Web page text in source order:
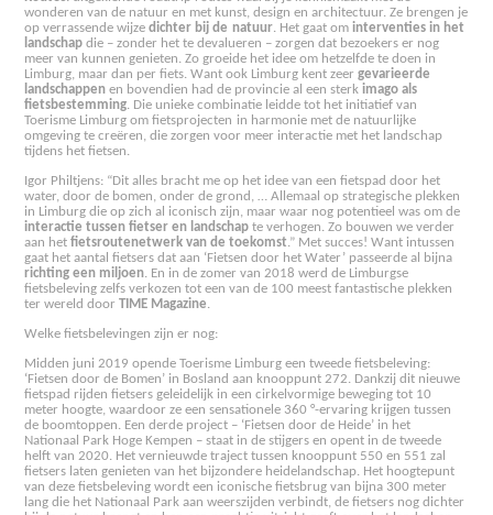
wonderen van de natuur en met kunst, design en architectuur. Ze brengen je
op verrassende wijzedichter bij de natuur. Het gaat om interventies in het
landschap die – zonder het te devalueren – zorgen dat bezoekers er nog
meer van kunnen genieten. Zo groeide het idee om hetzelfde te doen in
Limburg, maar dan per fiets. Want ook Limburg kent zeergevarieerde
landschappen en bovendien had de provincie al een sterk imago als
fietsbestemming. Die unieke combinatie leidde tot het initiatief van
Toerisme Limburg om fietsprojecten in harmonie met de natuurlijke
omgeving te creëren, die zorgen voor meer interactie met het landschap
tijdens het fietsen.
Igor Philtjens: “Dit alles bracht me op het idee van een fietspad door het
water, door de bomen, onder de grond, … Allemaal op strategische plekken
in Limburg die op zich al iconisch zijn, maar waar nog potentieel was om de
interactie tussen fietser en landschapte verhogen. Zo bouwen we verder
aan hetfietsroutenetwerk van de toekomst.” Met succes! Want intussen
gaat het aantal fietsers dat aan ‘Fietsen door het Water’ passeerde al bijna
richting een miljoen. En in de zomer van 2018 werd de Limburgse
fietsbeleving zelfs verkozen tot een van de 100 meest fantastische plekken
ter wereld doorTIME Magazine.
Welke fietsbelevingen zijn er nog:
Midden juni 2019 opende Toerisme Limburg een tweede fietsbeleving:
‘Fietsen door de Bomen’ in Bosland aan knooppunt 272. Dankzij dit nieuwe
fietspad rijden fietsers geleidelijk in een cirkelvormige beweging tot 10
meter hoogte, waardoor ze een sensationele 360 ​°-ervaring krijgen tussen
de boomtoppen. Een derde project – ‘Fietsen door de Heide’ in het
Nationaal Park Hoge Kempen – staat in de stijgers en opent in de tweede
helft van 2020. Het vernieuwde traject tussen knooppunt 550 en 551 zal
fietsers laten genieten van het bijzondere heidelandschap. Het hoogtepunt
van deze fietsbeleving wordt een iconische fietsbrug van bijna 300 meter
lang die het Nationaal Park aan weerszijden verbindt, de fietsers nog dichter